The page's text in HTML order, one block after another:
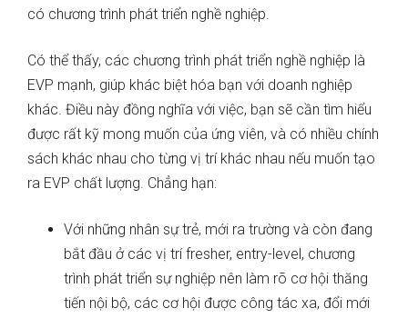
có chương trình phát triển nghề nghiệp.
Có thể thấy, các chương trình phát triển nghề nghiệp là
EVP mạnh, giúp khác biệt hóa bạn với doanh nghiệp
khác. Điều này đồng nghĩa với việc, bạn sẽ cần tìm hiểu
được rất kỹ mong muốn của ứng viên, và có nhiều chính
sách khác nhau cho từng vị trí khác nhau nếu muốn tạo
ra EVP chất lượng. Chẳng hạn:
Với những nhân sự trẻ, mới ra trường và còn đang
bắt đầu ở các vị trí fresher, entry-level, chương
trình phát triển sự nghiệp nên làm rõ cơ hội thăng
tiến nội bộ, các cơ hội được công tác xa, đổi mới